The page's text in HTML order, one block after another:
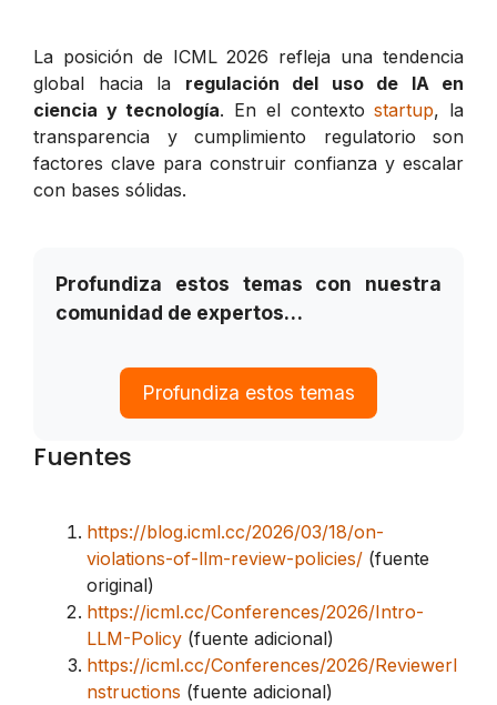
La posición de ICML 2026 refleja una tendencia
global hacia la regulación del uso de IA en
ciencia y tecnología. En el contextostartup, la
transparencia y cumplimiento regulatorio son
factores clave para construir confianza y escalar
con bases sólidas.
Profundiza estos temas con nuestra
comunidad de expertos…
Profundiza estos temas
Fuentes
https://blog.icml.cc/2026/03/18/on-
violations-of-llm-review-policies/ (fuente
original)
https://icml.cc/Conferences/2026/Intro-
LLM-Policy (fuente adicional)
https://icml.cc/Conferences/2026/ReviewerI
nstructions (fuente adicional)